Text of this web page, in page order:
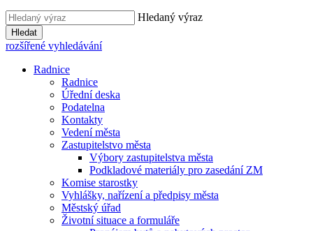
Hledaný výraz
Hledat
rozšířené vyhledávání
Radnice
Radnice
Úřední deska
Podatelna
Kontakty
Vedení města
Zastupitelstvo města
Výbory zastupitelstva města
Podkladové materiály pro zasedání ZM
Komise starostky
Vyhlášky, nařízení a předpisy města
Městský úřad
Životní situace a formuláře